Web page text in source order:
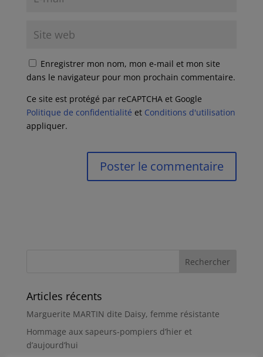
Enregistrer mon nom, mon e-mail et mon site
dans le navigateur pour mon prochain commentaire.
Ce site est protégé par reCAPTCHA et Google
Politique de confidentialité et Conditions d'utilisation
appliquer.
Articles récents
Marguerite MARTIN dite Daisy, femme résistante
Hommage aux sapeurs-pompiers d’hier et
d’aujourd’hui